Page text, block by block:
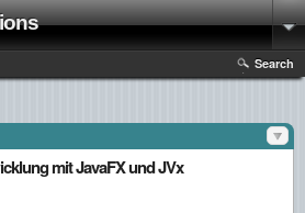
Search
mit JavaFX und JVx